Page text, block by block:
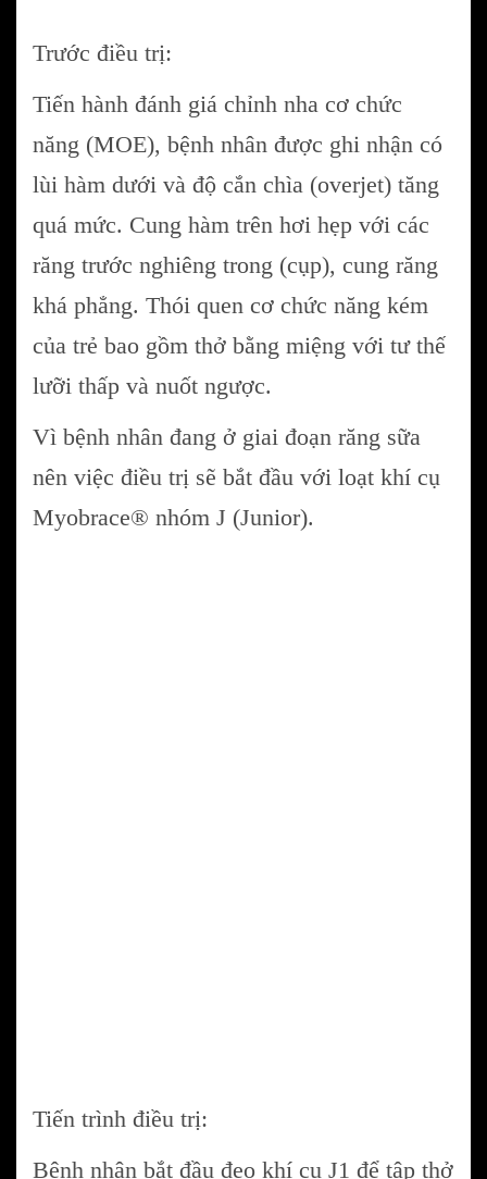
Trước điều trị:
Tiến hành đánh giá chỉnh nha cơ chức
năng (MOE), bệnh nhân được ghi nhận có
lùi hàm dưới và độ cắn chìa (overjet) tăng
quá mức. Cung hàm trên hơi hẹp với các
răng trước nghiêng trong (cụp), cung răng
khá phẳng. Thói quen cơ chức năng kém
của trẻ bao gồm thở bằng miệng với tư thế
lưỡi thấp và nuốt ngược.
Vì bệnh nhân đang ở giai đoạn răng sữa
nên việc điều trị sẽ bắt đầu với loạt khí cụ
Myobrace® nhóm J (Junior).
Tiến trình điều trị:
Bệnh nhân bắt đầu đeo khí cụ J1 để tập thở